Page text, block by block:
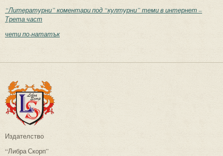
“Литературни” коментари под “културни” теми в интернет –
Трета част
чети по-нататък
Издателство
“Либра Скорп”